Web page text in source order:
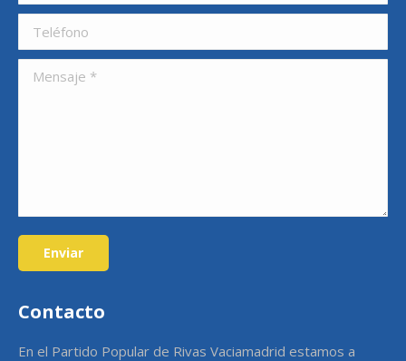
Teléfono
Mensaje *
Enviar
Contacto
En el Partido Popular de Rivas Vaciamadrid estamos a